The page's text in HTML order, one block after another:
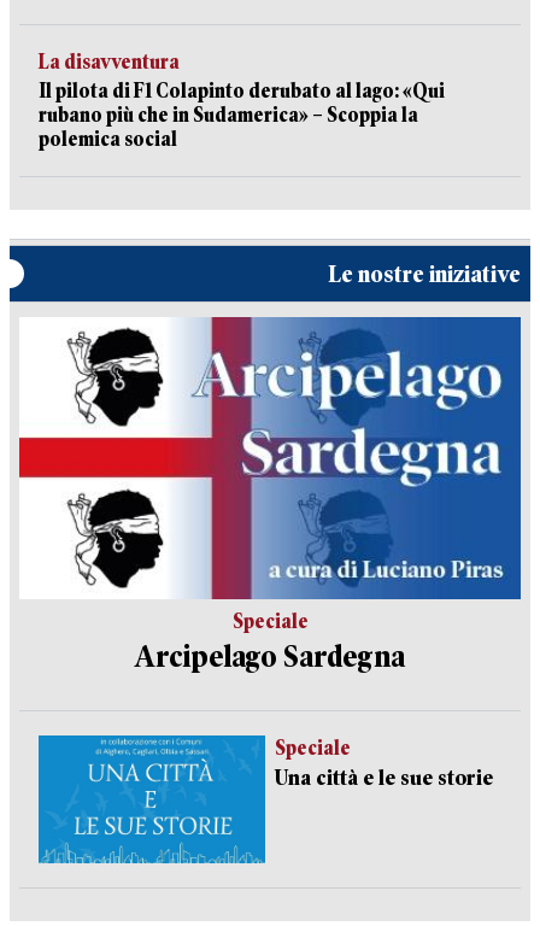
La disavventura
Il pilota di F1 Colapinto derubato al lago: «Qui
rubano più che in Sudamerica» – Scoppia la
polemica social
Le nostre iniziative
Speciale
Arcipelago Sardegna
Speciale
Una città e le sue storie